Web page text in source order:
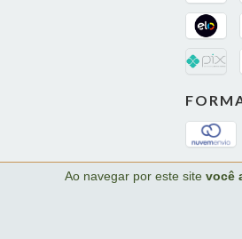
Ao navegar por este site você
- 22757403000112 - 2026. Todos os